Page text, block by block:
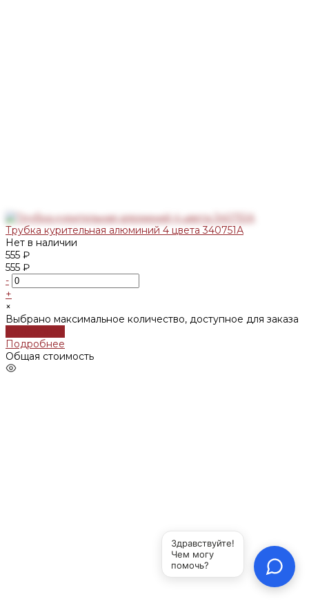
Трубка курительная алюминий 4 цвета 340751А
Нет в наличии
555 ₽
555 ₽
-
+
×
Выбрано максимальное количество, доступное для заказа
Подробнее
Общая стоимость